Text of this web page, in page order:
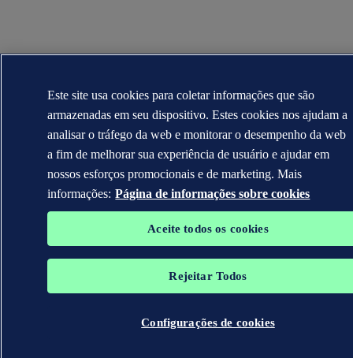
Este site usa cookies para coletar informações que são
armazenadas em seu dispositivo. Estes cookies nos ajudam a
analisar o tráfego da web e monitorar o desempenho da web
a fim de melhorar sua experiência de usuário e ajudar em
nossos esforços promocionais e de marketing. Mais
informações: Página de informações sobre cookies
Aceite todos os cookies
Rejeitar Todos
Configurações de cookies